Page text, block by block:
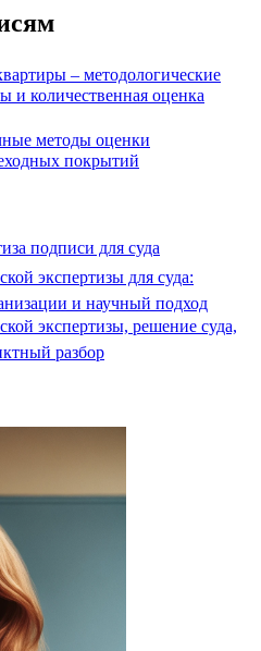
– методологические
и количественная оценка
методы оценки
покрытий
подписи для суда
экспертизы для суда:
и научный подход
экспертизы, решение суда,
разбор